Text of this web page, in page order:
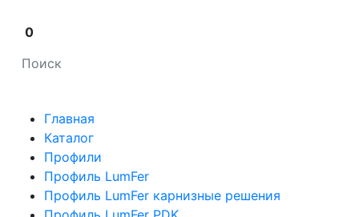
0
Главная
Каталог
Профили
Профиль LumFer
Профиль LumFer карнизные решения